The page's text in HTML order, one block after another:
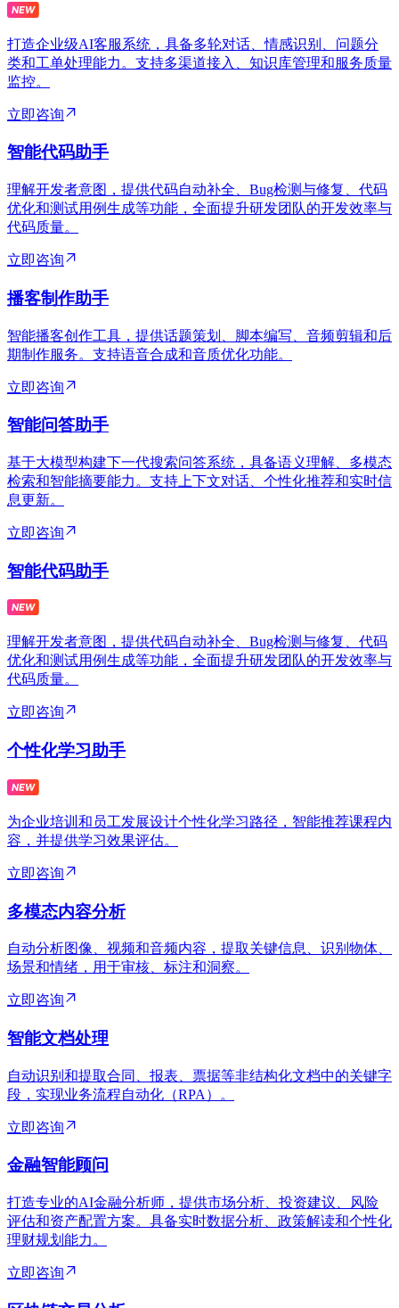
打造企业级AI客服系统，具备多轮对话、情感识别、问题分
类和工单处理能力。支持多渠道接入、知识库管理和服务质量
监控。
立即咨询
智能代码助手
理解开发者意图，提供代码自动补全、Bug检测与修复、代码
优化和测试用例生成等功能，全面提升研发团队的开发效率与
代码质量。
立即咨询
播客制作助手
智能播客创作工具，提供话题策划、脚本编写、音频剪辑和后
期制作服务。支持语音合成和音质优化功能。
立即咨询
智能问答助手
基于大模型构建下一代搜索问答系统，具备语义理解、多模态
检索和智能摘要能力。支持上下文对话、个性化推荐和实时信
息更新。
立即咨询
智能代码助手
理解开发者意图，提供代码自动补全、Bug检测与修复、代码
优化和测试用例生成等功能，全面提升研发团队的开发效率与
代码质量。
立即咨询
个性化学习助手
为企业培训和员工发展设计个性化学习路径，智能推荐课程内
容，并提供学习效果评估。
立即咨询
多模态内容分析
自动分析图像、视频和音频内容，提取关键信息、识别物体、
场景和情绪，用于审核、标注和洞察。
立即咨询
智能文档处理
自动识别和提取合同、报表、票据等非结构化文档中的关键字
段，实现业务流程自动化（RPA）。
立即咨询
金融智能顾问
打造专业的AI金融分析师，提供市场分析、投资建议、风险
评估和资产配置方案。具备实时数据分析、政策解读和个性化
理财规划能力。
立即咨询